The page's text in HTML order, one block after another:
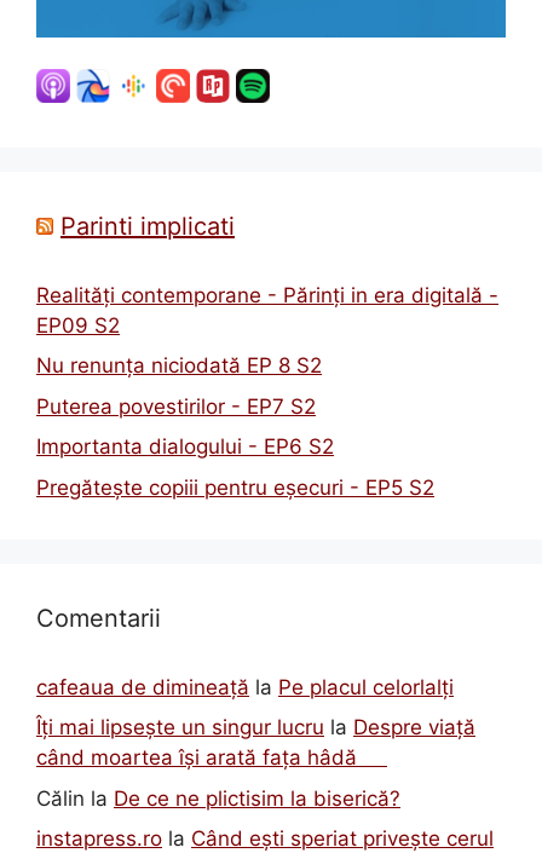
Parinti implicati
Realități contemporane - Părinți in era digitală -
EP09 S2
Nu renunța niciodată EP 8 S2
Puterea povestirilor - EP7 S2
Importanta dialogului - EP6 S2
Pregătește copiii pentru eșecuri - EP5 S2
Comentarii
cafeaua de dimineață la Pe placul celorlalți
Îți mai lipsește un singur lucru la Despre viață
când moartea își arată fața hâdă
Călin la De ce ne plictisim la biserică?
instapress.ro la Când ești speriat privește cerul